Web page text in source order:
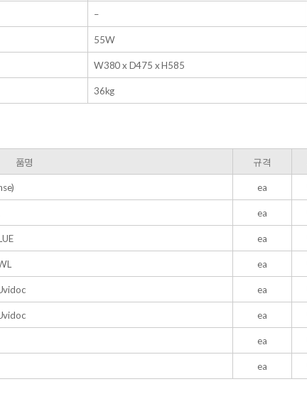
–
55W
W380 x D475 x H585
36kg
품명 규격
ea
ea
ea
ea
ea
ea
ea
ea